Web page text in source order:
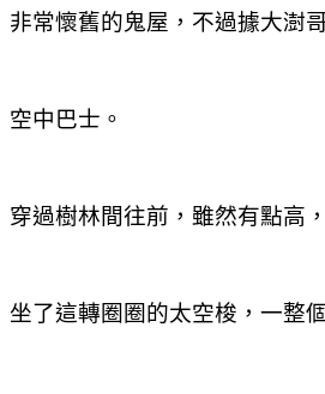
非常懷舊的鬼屋，不過據大澍
空中巴士。
穿過樹林間往前，雖然有點高
坐了這轉圈圈的太空梭，一整